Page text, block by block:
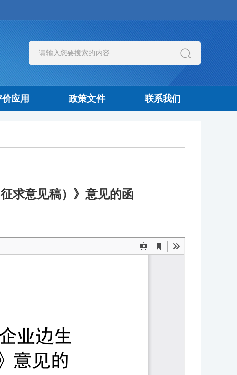
应用 政策文件 联系我们
求意见稿）》意见的函